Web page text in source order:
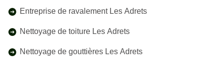
Entreprise de ravalement Les Adrets
Nettoyage de toiture Les Adrets
Nettoyage de gouttières Les Adrets